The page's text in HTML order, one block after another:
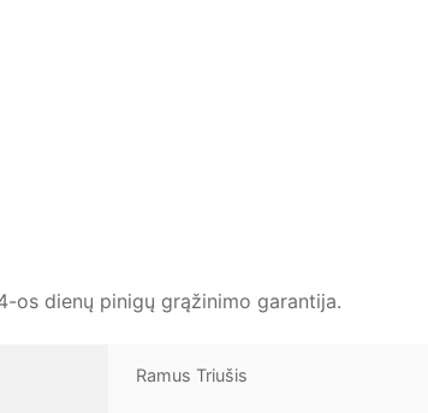
os dienų pinigų grąžinimo garantija.
Ramus Triušis